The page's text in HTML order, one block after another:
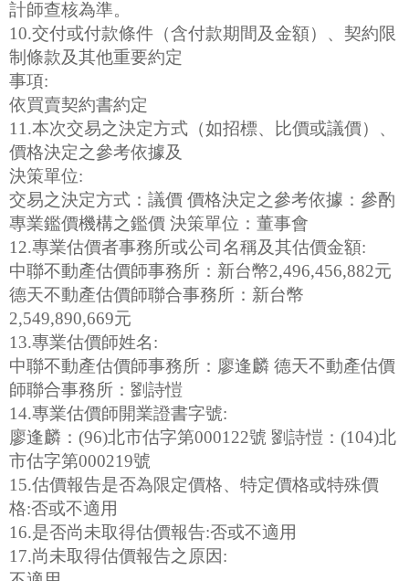
計師查核為準。
10.交付或付款條件（含付款期間及金額）、契約限
制條款及其他重要約定
事項:
依買賣契約書約定
11.本次交易之決定方式（如招標、比價或議價）、
價格決定之參考依據及
決策單位:
交易之決定方式：議價 價格決定之參考依據：參酌
專業鑑價機構之鑑價 決策單位：董事會
12.專業估價者事務所或公司名稱及其估價金額:
中聯不動產估價師事務所：新台幣2,496,456,882元
德天不動產估價師聯合事務所：新台幣
2,549,890,669元
13.專業估價師姓名:
中聯不動產估價師事務所：廖逢麟 德天不動產估價
師聯合事務所：劉詩愷
14.專業估價師開業證書字號:
廖逢麟：(96)北市估字第000122號 劉詩愷：(104)北
市估字第000219號
15.估價報告是否為限定價格、特定價格或特殊價
格:否或不適用
16.是否尚未取得估價報告:否或不適用
17.尚未取得估價報告之原因: